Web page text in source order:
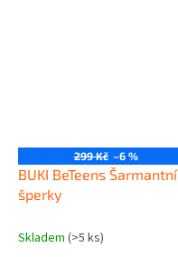
299 Kč –6 %
BUKI BeTeens Šarmantní
šperky
Skladem (>5 ks)